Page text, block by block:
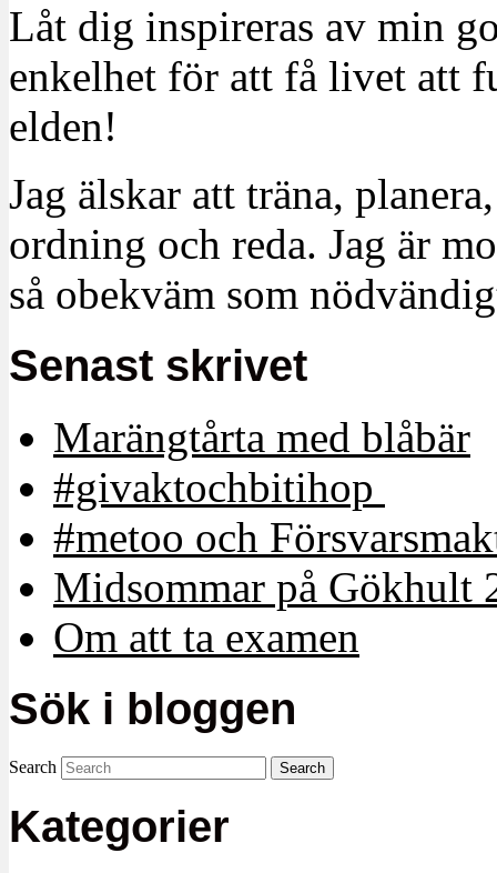
Låt dig inspireras av min
enkelhet för att få livet att
elden!
Jag älskar att träna,
ordning och reda. Jag är
så obekväm som
Senast skrivet
Marängtårta med blåbär
#givaktochbitihop
#metoo och
Midsommar på Gökhult
Om att ta examen
Sök i bloggen
Search
Kategorier